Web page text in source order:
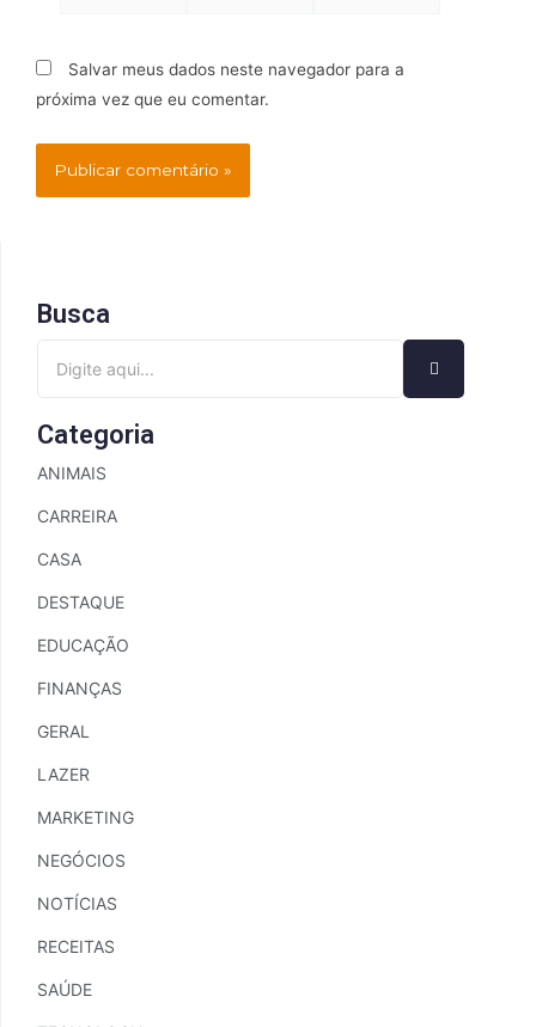
Salvar meus dados neste navegador para a
próxima vez que eu comentar.
Busca
Categoria
ANIMAIS
CARREIRA
CASA
DESTAQUE
EDUCAÇÃO
FINANÇAS
GERAL
LAZER
MARKETING
NEGÓCIOS
NOTÍCIAS
RECEITAS
SAÚDE